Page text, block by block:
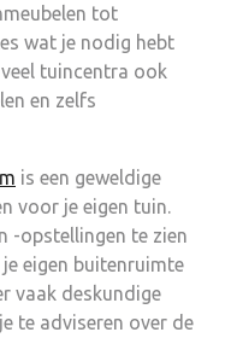
tot
wat je nodig hebt
tuincentra ook
en zelfs
is een geweldige
voor je eigen tuin.
-opstellingen te zien
eigen buitenruimte
vaak deskundige
te adviseren over de